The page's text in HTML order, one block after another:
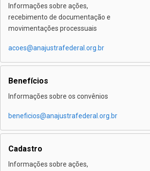
Informações sobre ações,
recebimento de documentação e
movimentações processuais
acoes@anajustrafederal.org.br
Benefícios
Informações sobre os convênios
beneficios@anajustrafederal.org.br
Cadastro
Informações sobre ações,